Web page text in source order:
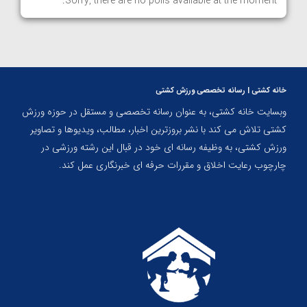
خانه کشتی | رسانه تخصصی ورزش کشتی
وبسایت خانه کشتی، به عنوان رسانه تخصصی و مستقل در حوزه ورزش
کشتی تلاش می کند با نشر بروزترین اخبار، مطالب، ویدیوها و تصاویر
ورزش کشتی، به وظیفه رسانه ای خود در قبال این رشته ورزشی در
چارچوب رعایت اخلاق و مقررات حرفه ای خبرنگاری عمل کند.